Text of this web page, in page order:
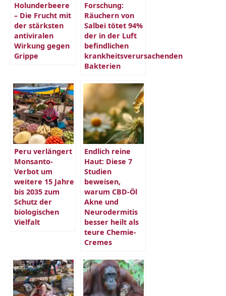
Holunderbeere
– Die Frucht mit
der stärksten
antiviralen
Wirkung gegen
Grippe
Forschung:
Räuchern von
Salbei tötet 94%
der in der Luft
befindlichen
krankheitsverursachenden
Bakterien
Peru verlängert
Monsanto-
Verbot um
weitere 15 Jahre
bis 2035 zum
Schutz der
biologischen
Vielfalt
Endlich reine
Haut: Diese 7
Studien
beweisen,
warum CBD-Öl
Akne und
Neurodermitis
besser heilt als
teure Chemie-
Cremes